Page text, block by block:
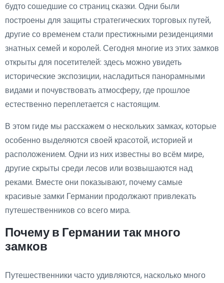
будто сошедшие со страниц сказки. Одни были
построены для защиты стратегических торговых путей,
другие со временем стали престижными резиденциями
знатных семей и королей. Сегодня многие из этих замков
открыты для посетителей: здесь можно увидеть
исторические экспозиции, насладиться панорамными
видами и почувствовать атмосферу, где прошлое
естественно переплетается с настоящим.
В этом гиде мы расскажем о нескольких замках, которые
особенно выделяются своей красотой, историей и
расположением. Одни из них известны во всём мире,
другие скрыты среди лесов или возвышаются над
реками. Вместе они показывают, почему самые
красивые замки Германии продолжают привлекать
путешественников со всего мира.
Почему в Германии так много
замков
Путешественники часто удивляются, насколько много